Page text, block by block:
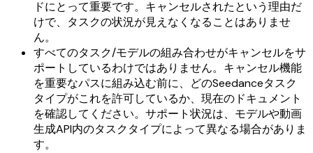
ドにとって重要です。キャンセルされたという理由だ
けで、タスクの状況が見えなくなることはありませ
ん。
すべてのタスク/モデルの組み合わせがキャンセルをサ
ポートしているわけではありません。キャンセル機能
を重要なパスに組み込む前に、どのSeedanceタスク
タイプがこれを許可しているか、現在のドキュメント
を確認してください。サポート状況は、モデルや動画
生成API内のタスクタイプによって異なる場合がありま
す。